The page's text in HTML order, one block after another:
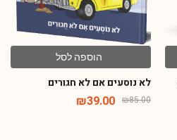
הוספה לסל
לא נוסעים אם לא חגורים
₪85.00
₪39.00